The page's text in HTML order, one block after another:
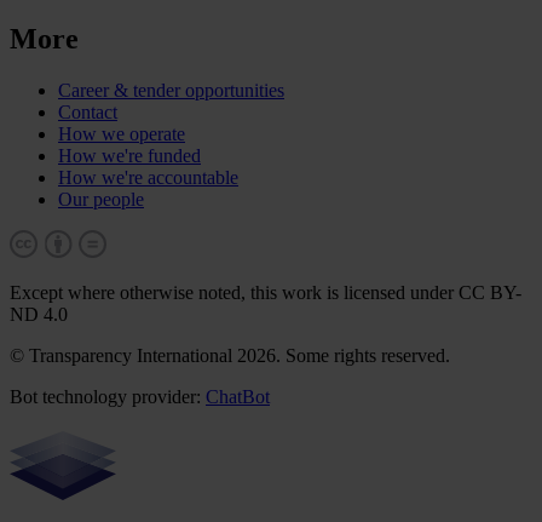
More
Career & tender opportunities
Contact
How we operate
How we're funded
How we're accountable
Our people
Except where otherwise noted, this work is licensed under CC BY-
ND 4.0
© Transparency International 2026. Some rights reserved.
Bot technology provider: ChatBot